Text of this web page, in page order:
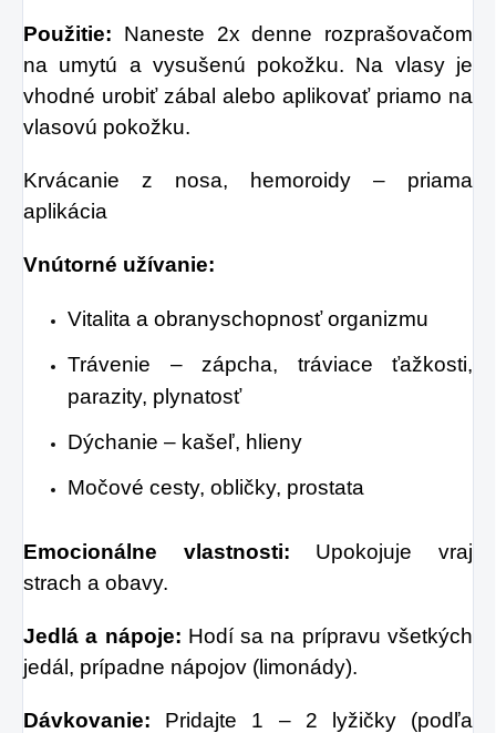
Použitie: Naneste 2x denne rozprašovačom
na umytú a vysušenú pokožku. Na vlasy je
vhodné urobiť zábal alebo aplikovať priamo na
vlasovú pokožku.
Krvácanie z nosa, hemoroidy – priama
aplikácia
Vnútorné užívanie:
Vitalita a obranyschopnosť organizmu
Trávenie – zápcha, tráviace ťažkosti,
parazity, plynatosť
Dýchanie – kašeľ, hlieny
Močové cesty, obličky, prostata
Emocionálne vlastnosti: Upokojuje vraj
strach a obavy.
Jedlá a nápoje: Hodí sa na prípravu všetkých
jedál, prípadne nápojov (limonády).
Dávkovanie: Pridajte 1 – 2 lyžičky (podľa